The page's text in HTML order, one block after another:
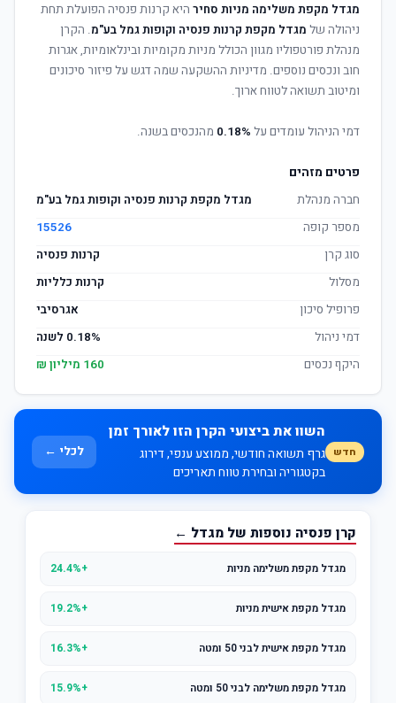
מגדל מקפת משלימה מניות סחיר היא קרנות פנסיה הפועלת תחת
ניהולה של מגדל מקפת קרנות פנסיה וקופות גמל בע"מ. הקרן
מנהלת פורטפוליו מגוון הכולל מניות מקומיות ובינלאומיות, אגרות
חוב ונכסים נוספים. מדיניות ההשקעה שמה דגש על פיזור סיכונים
ומיטוב תשואה לטווח ארוך.
דמי הניהול עומדים על 0.18% מהנכסים בשנה.
פרטים מזהים
חברה מנהלת
מגדל מקפת קרנות פנסיה וקופות גמל בע"מ
מספר קופה
15526
סוג קרן
קרנות פנסיה
מסלול
קרנות כלליות
פרופיל סיכון
אגרסיבי
דמי ניהול
0.18% לשנה
היקף נכסים
160 מיליון ₪
חדש
השוו את ביצועי הקרן הזו לאורך זמן
גרף תשואה חודשי, ממוצע ענפי, דירוג
בקטגוריה ובחירת טווח תאריכים
לכלי ←
קרן פנסיה נוספות של מגדל ←
מגדל מקפת משלימה מניות +24.4%
מגדל מקפת אישית מניות +19.2%
מגדל מקפת אישית לבני 50 ומטה +16.3%
מגדל מקפת משלימה לבני 50 ומטה +15.9%